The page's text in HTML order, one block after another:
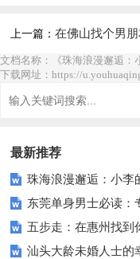
上一篇：在佛山找个男
花情缘帮你轻松搞定！
文档名称：《珠海浪漫邂逅：
下载网址：https://
最新推荐
珠海浪漫邂逅：小李
之旅东莞单身男士必读：
你如何快速娶老婆
五步走：在惠州找到
美恋爱体验
汕头大龄未婚人士的